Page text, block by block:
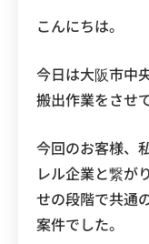
こんにちは。
今日は大阪市中
搬出作業をさせ
今回のお客様、
レル企業と繋が
せの段階で共通
案件でした。